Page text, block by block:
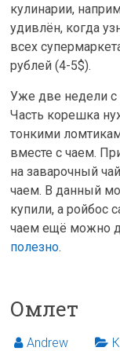
кулинарии,
удивлён, когда
всех
рублей (4-5$).
Уже две недели с
Часть корешка
тонкими
вместе с чаем.
на заварочный
чаем. В данный
купили, а ройбос
чаем ещё можно
полезно.
Омлет
Andrew